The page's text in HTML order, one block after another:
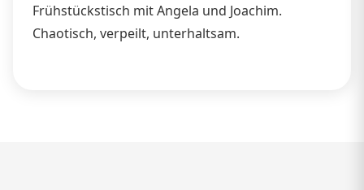
Frühstückstisch mit Angela und Joachim.
Chaotisch, verpeilt, unterhaltsam.